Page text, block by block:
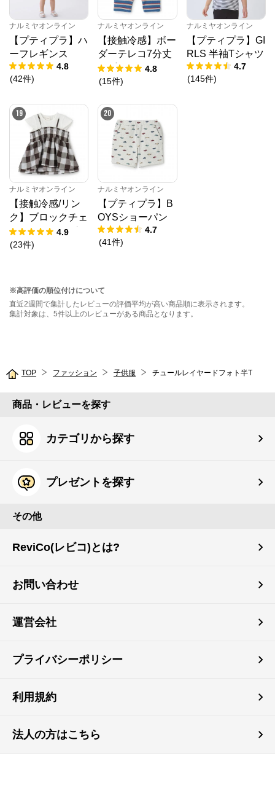
ナルミヤオンライン
【プティプラ】ハ
ーフレギンス
4.8
(42件)
ナルミヤオンライン
【接触冷感】ボー
ダーテレコ7分丈
レギンス
4.8
(15件)
ナルミヤオンライン
【プティプラ】GI
RLS 半袖Tシャツ
4.7
(145件)
19
ナルミヤオンライン
【接触冷感/リン
ク】ブロックチェ
ックドッキングT
シャツ
4.9
(23件)
20
ナルミヤオンライン
【プティプラ】B
OYSショーパン
4.7
(41件)
※高評価の順位付けについて
直近2週間で集計したレビューの評価平均が高い商品順に表示されます。
集計対象は、5件以上のレビューがある商品となります。
TOP ファッション 子供服 チュールレイヤードフォト半T
商品・レビューを探す
カテゴリから探す
プレゼントを探す
その他
ReviCo(レビコ)とは?
お問い合わせ
運営会社
プライバシーポリシー
利用規約
法人の方はこちら